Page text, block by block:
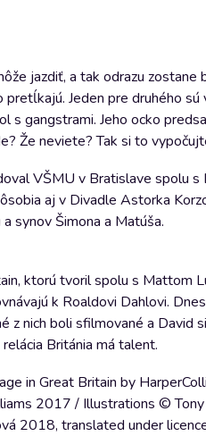
jazdiť, a tak odrazu zostane
Jeden pre druhého
gangstrami. Jeho ocko
Že neviete? Tak si to
VŠMU v Bratislave spolu s
aj v Divadle Astorka
synov Šimona a Matúša.
ktorú tvoril spolu s Mattom
k Roaldovi Dahlovi.
nich boli sfilmované a David
Británia má talent.
in Great Britain by
2017 / Illustrations ©
2018, translated under